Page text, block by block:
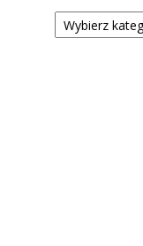
Kategorie